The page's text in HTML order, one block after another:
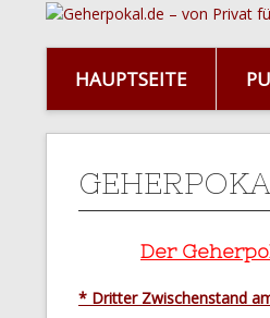
HAUPTSEITE
Der
* Dritter Zwischenstand